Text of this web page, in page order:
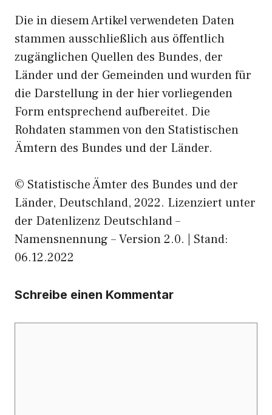
Die in diesem Artikel verwendeten Daten
stammen ausschließlich aus öffentlich
zugänglichen Quellen des Bundes, der
Länder und der Gemeinden und wurden für
die Darstellung in der hier vorliegenden
Form entsprechend aufbereitet. Die
Rohdaten stammen von den Statistischen
Ämtern des Bundes und der Länder.
© Statistische Ämter des Bundes und der
Länder, Deutschland, 2022. Lizenziert unter
der Datenlizenz Deutschland –
Namensnennung – Version 2.0. | Stand:
06.12.2022
Schreibe einen Kommentar